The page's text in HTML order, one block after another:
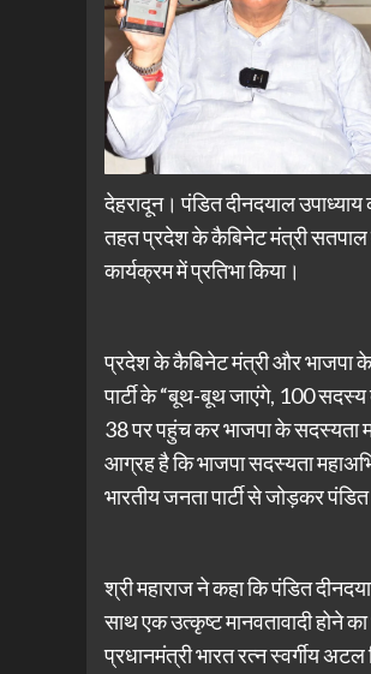
देहरादून। पंडित दीनदयाल
तहत प्रदेश के कैबिनेट मंत्री सतपाल
कार्यक्रम में प्रतिभा किया।
प्रदेश के कैबिनेट मंत्री और भाजपा के
पार्टी के “बूथ-बूथ जाएंगे, 100
38 पर पहुंच कर भाजपा के सदस्यता
आग्रह है कि भाजपा सदस्यता
भारतीय जनता पार्टी से जोड़कर
श्री महाराज ने कहा कि पंडित
साथ एक उत्कृष्ट मानवतावादी होने
प्रधानमंत्री भारत रत्न स्वर्गीय